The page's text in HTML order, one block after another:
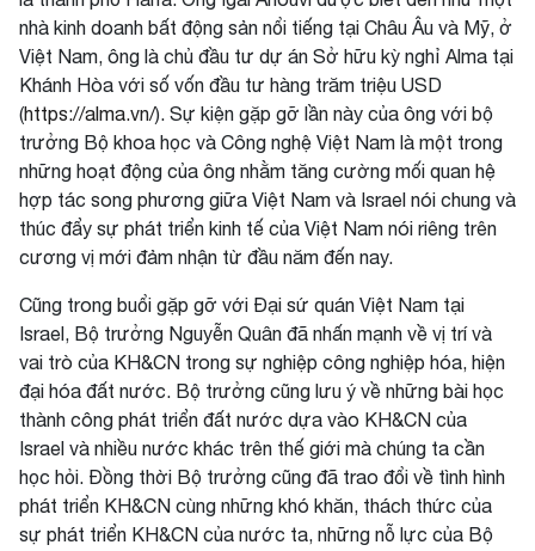
nhà kinh doanh bất động sản nổi tiếng tại Châu Âu và Mỹ, ở
Việt Nam, ông là chủ đầu tư dự án Sở hữu kỳ nghỉ Alma tại
Khánh Hòa với số vốn đầu tư hàng trăm triệu USD
(https://alma.vn/). Sự kiện gặp gỡ lần này của ông với bộ
trưởng Bộ khoa học và Công nghệ Việt Nam là một trong
những hoạt động của ông nhằm tăng cường mối quan hệ
hợp tác song phương giữa Việt Nam và Israel nói chung và
thúc đẩy sự phát triển kinh tế của Việt Nam nói riêng trên
cương vị mới đảm nhận từ đầu năm đến nay.
Cũng trong buổi gặp gỡ với Đại sứ quán Việt Nam tại
Israel, Bộ trưởng Nguyễn Quân đã nhấn mạnh về vị trí và
vai trò của KH&CN trong sự nghiệp công nghiệp hóa, hiện
đại hóa đất nước. Bộ trưởng cũng lưu ý về những bài học
thành công phát triển đất nước dựa vào KH&CN của
Israel và nhiều nước khác trên thế giới mà chúng ta cần
học hỏi. Đồng thời Bộ trưởng cũng đã trao đổi về tình hình
phát triển KH&CN cùng những khó khăn, thách thức của
sự phát triển KH&CN của nước ta, những nỗ lực của Bộ